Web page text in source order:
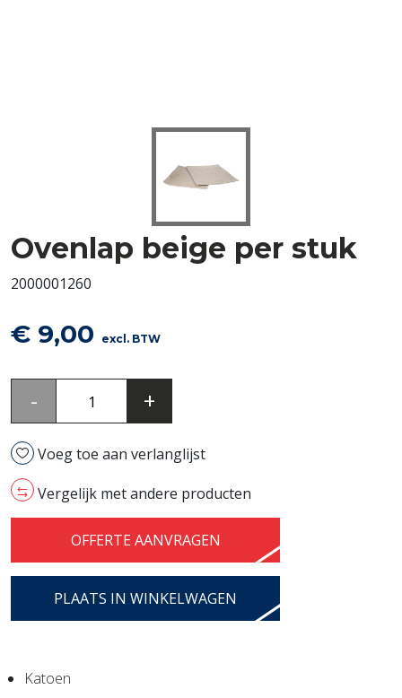
Ovenlap beige per stuk
2000001260
€ 9,00 excl. BTW
-
beige
stuk
+
Voeg toe aan verlanglijst
Vergelijk met andere producten
OFFERTE AANVRAGEN
PLAATS IN WINKELWAGEN
Katoen